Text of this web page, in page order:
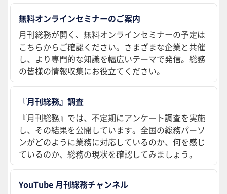
無料オンラインセミナーのご案内
月刊総務が開く、無料オンラインセミナーの予定は
こちらからご確認ください。さまざまな企業と共催
し、より専門的な知識を幅広いテーマで発信。総務
の皆様の情報収集にお役立てください。
『月刊総務』調査
『月刊総務』では、不定期にアンケート調査を実施
し、その結果を公開しています。全国の総務パーソ
ンがどのように業務に対応しているのか、何を感じ
ているのか、総務の現状を確認してみましょう。
YouTube 月刊総務チャンネル